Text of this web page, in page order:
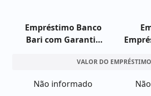
Empréstimo Banco
Bari com Garantia
VALOR DO EMPRÉSTIMO
Não informado